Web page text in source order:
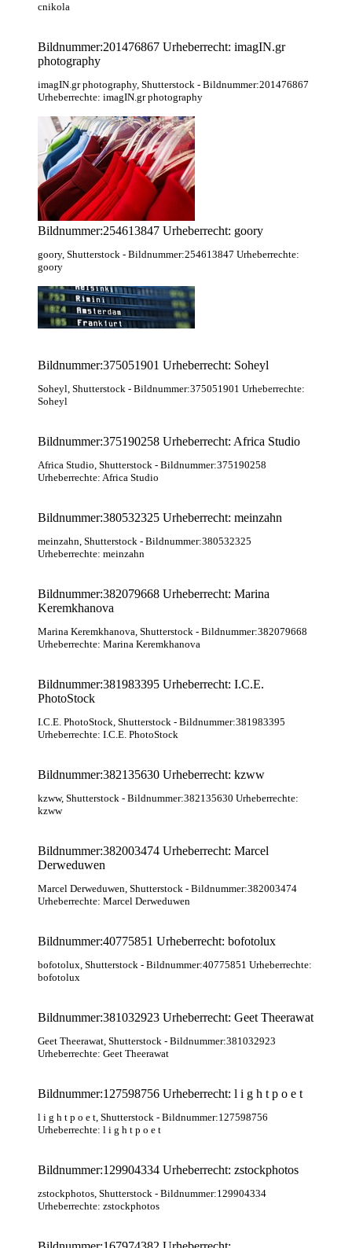
cnikola
Bildnummer:201476867 Urheberrecht: imagIN.gr
photography
imagIN.gr photography, Shutterstock - Bildnummer:201476867
Urheberrechte: imagIN.gr photography
Bildnummer:254613847 Urheberrecht: goory
goory, Shutterstock - Bildnummer:254613847 Urheberrechte:
goory
Bildnummer:375051901 Urheberrecht: Soheyl
Soheyl, Shutterstock - Bildnummer:375051901 Urheberrechte:
Soheyl
Bildnummer:375190258 Urheberrecht: Africa Studio
Africa Studio, Shutterstock - Bildnummer:375190258
Urheberrechte: Africa Studio
Bildnummer:380532325 Urheberrecht: meinzahn
meinzahn, Shutterstock - Bildnummer:380532325
Urheberrechte: meinzahn
Bildnummer:382079668 Urheberrecht: Marina
Keremkhanova
Marina Keremkhanova, Shutterstock - Bildnummer:382079668
Urheberrechte: Marina Keremkhanova
Bildnummer:381983395 Urheberrecht: I.C.E.
PhotoStock
I.C.E. PhotoStock, Shutterstock - Bildnummer:381983395
Urheberrechte: I.C.E. PhotoStock
Bildnummer:382135630 Urheberrecht: kzww
kzww, Shutterstock - Bildnummer:382135630 Urheberrechte:
kzww
Bildnummer:382003474 Urheberrecht: Marcel
Derweduwen
Marcel Derweduwen, Shutterstock - Bildnummer:382003474
Urheberrechte: Marcel Derweduwen
Bildnummer:40775851 Urheberrecht: bofotolux
bofotolux, Shutterstock - Bildnummer:40775851 Urheberrechte:
bofotolux
Bildnummer:381032923 Urheberrecht: Geet Theerawat
Geet Theerawat, Shutterstock - Bildnummer:381032923
Urheberrechte: Geet Theerawat
Bildnummer:127598756 Urheberrecht: l i g h t p o e t
l i g h t p o e t, Shutterstock - Bildnummer:127598756
Urheberrechte: l i g h t p o e t
Bildnummer:129904334 Urheberrecht: zstockphotos
zstockphotos, Shutterstock - Bildnummer:129904334
Urheberrechte: zstockphotos